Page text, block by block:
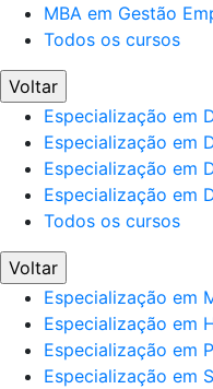
MBA em Gestão
Todos os cursos
Voltar
Especialização em
Especialização em
Especialização em
Especialização em
Todos os cursos
Voltar
Especialização em
Especialização em
Especialização em
Especialização em